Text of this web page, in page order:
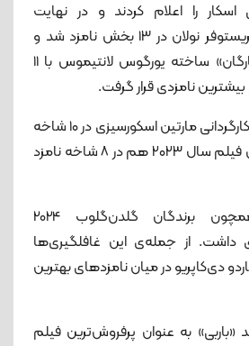
اسکار را اعلام کردند و در نهایت
«اوپنهایمر» ساخته کریستوفر نولان در ۱۳ بخش نامزد شد و
پس از آن فیلم «بیچارگان» ساخته یورگوس لانتیموس با ۱۱
نامزدی قرار گرفت.
«قاتلان ماه کامل» به کارگردانی مارتین اسکورسیزی در ۱۰ شاخه
و «باربی»، پرفروش‌ترین فیلم سال ۲۰۲۳ هم در ۸ شاخه نامزد
نامزدهای اسکار همچون برندگان گلدن‌گلوب 2024
داشت. از جمله‌ی این غافلگیری‌ها
دی‌کاپریو در میان نامزدهای بهترین
«باربی» به عنوان پرفروش‌ترین فیلم